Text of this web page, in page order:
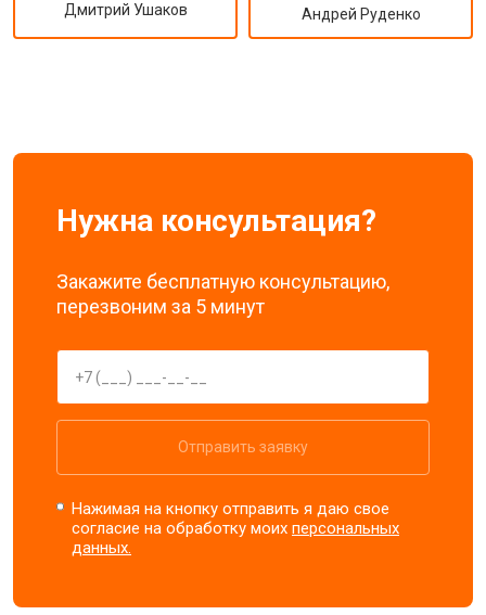
Дмитрий Ушаков Андрей Руденко
Нужна консультация?
Закажите бесплатную консультацию,
перезвоним за 5 минут
Отправить заявку
Нажимая на кнопку отправить я даю свое
согласие на обработку моихперсональных
данных.